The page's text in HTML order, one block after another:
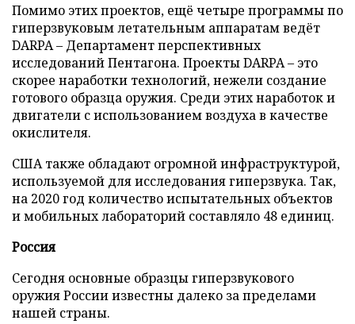
Помимо этих проектов, ещё четыре программы по
гиперзвуковым летательным аппаратам ведёт
DARPA – Департамент перспективных
исследований Пентагона. Проекты DARPA – это
скорее наработки технологий, нежели создание
готового образца оружия. Среди этих наработок и
двигатели с использованием воздуха в качестве
окислителя.
США также обладают огромной инфраструктурой,
используемой для исследования гиперзвука. Так,
на 2020 год количество испытательных объектов
и мобильных лабораторий составляло 48 единиц.
Россия
Сегодня основные образцы гиперзвукового
оружия России известны далеко за пределами
нашей страны.